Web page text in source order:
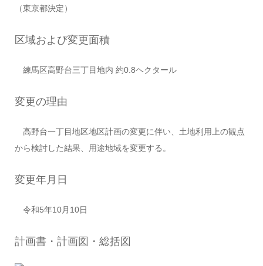
（東京都決定）
区域および変更面積
練馬区高野台三丁目地内 約0.8ヘクタール
変更の理由
高野台一丁目地区地区計画の変更に伴い、土地利用上の観点
から検討した結果、用途地域を変更する。
変更年月日
令和5年10月10日
計画書・計画図・総括図